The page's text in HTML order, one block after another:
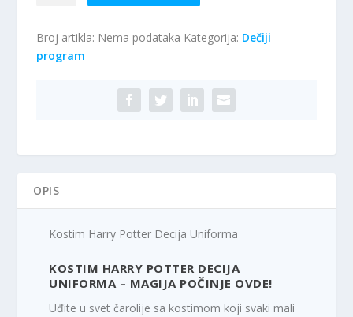
Decija
Uniforma
Broj artikla: Nema podataka Kategorija: Dečiji
program
OPIS
Kostim Harry Potter Decija Uniforma
KOSTIM HARRY POTTER DECIJA
UNIFORMA – MAGIJA POČINJE OVDE!
Uđite u svet čarolije sa kostimom koji svaki mali